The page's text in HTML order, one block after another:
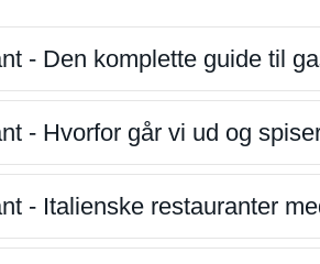
- Den komplette guide til
- Hvorfor går vi ud og
- Italienske restauranter